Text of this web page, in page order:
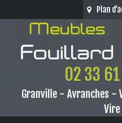
Plan
02 33
Granville - Avranches -
Vire
Panneau de gestion des cookies